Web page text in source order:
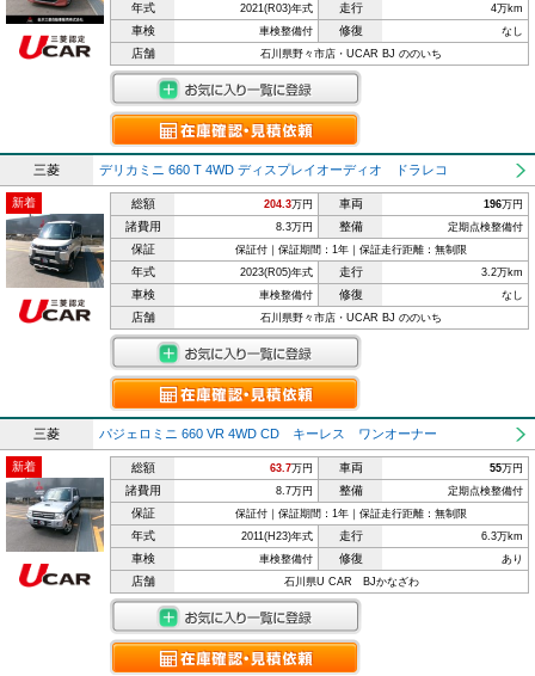
年式 2021(R03)年式 走行 4万km
車検 車検整備付 修復 なし
店舗 石川県野々市店・UCAR BJ ののいち
三菱 デリカミニ 660 T 4WD ディスプレイオーディオ ドラレコ
新着 総額 204.3万円 車両 196万円
諸費用 8.3万円 整備 定期点検整備付
保証 保証付｜保証期間：1年｜保証走行距離：無制限
年式 2023(R05)年式 走行 3.2万km
車検 車検整備付 修復 なし
店舗 石川県野々市店・UCAR BJ ののいち
三菱 パジェロミニ 660 VR 4WD CD キーレス ワンオーナー
新着 総額 63.7万円 車両 55万円
諸費用 8.7万円 整備 定期点検整備付
保証 保証付｜保証期間：1年｜保証走行距離：無制限
年式 2011(H23)年式 走行 6.3万km
車検 車検整備付 修復 あり
店舗 石川県U CAR BJかなざわ